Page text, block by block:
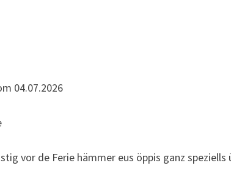
04.07.2026
vor de Ferie hämmer eus öppis ganz speziells